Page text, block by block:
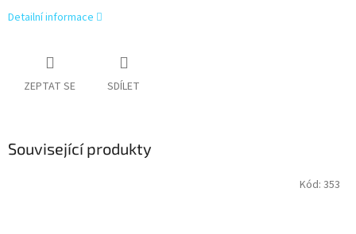
Detailní informace
ZEPTAT SE SDÍLET
Související produkty
Kód: 353